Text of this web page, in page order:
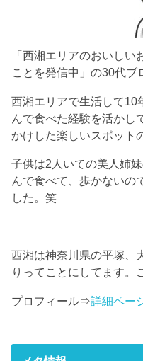
「西湘エリアのおいし
ことを発信中」の30代ブ
西湘エリアで生活して10
んで食べた経験を活かし
かけした楽しいスポット
子供は2人いての美人姉
んで食べて、歩かないの
した。笑
西湘は神奈川県の平塚、
りってことにしてます。
プロフィール⇒詳細ペー